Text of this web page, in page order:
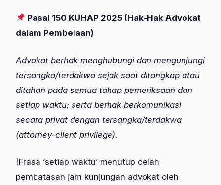
Pasal 150 KUHAP 2025 (Hak-Hak Advokat
dalam Pembelaan)
Advokat berhak menghubungi dan mengunjungi
tersangka/terdakwa sejak saat ditangkap atau
ditahan pada semua tahap pemeriksaan dan
setiap waktu; serta berhak berkomunikasi
secara privat dengan tersangka/terdakwa
(attorney-client privilege).
[Frasa ‘setiap waktu’ menutup celah
pembatasan jam kunjungan advokat oleh